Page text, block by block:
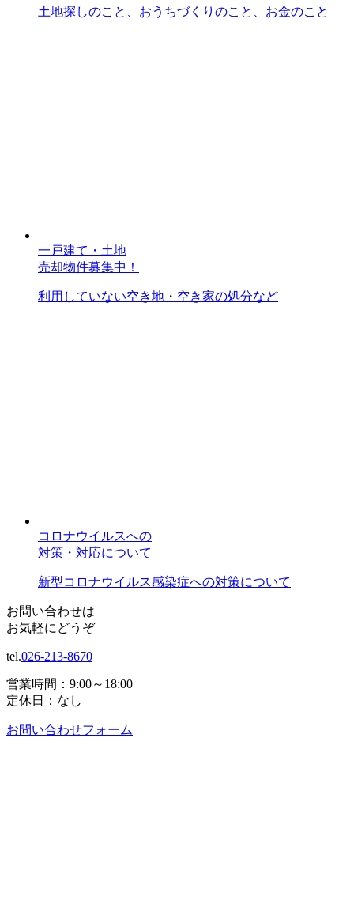
土地探しのこと、おうちづくりのこと、お金のこと
一戸建て・土地
売却物件募集中！
利用していない空き地・空き家の処分など
コロナウイルスへの
対策・対応について
新型コロナウイルス感染症への対策について
お問い合わせは
お気軽にどうぞ
tel.026-213-8670
営業時間：9:00～18:00
定休日：なし
お問い合わせフォーム